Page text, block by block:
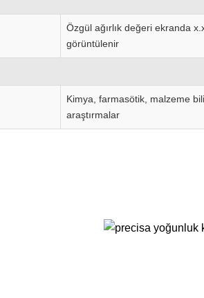
Özgül ağırlık değeri ekranda
görüntülenir
Kimya, farmasötik, malzeme
araştırmalar